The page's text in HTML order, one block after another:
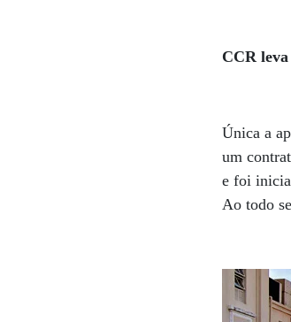
CCR
Única a
um
e foi
Ao todo